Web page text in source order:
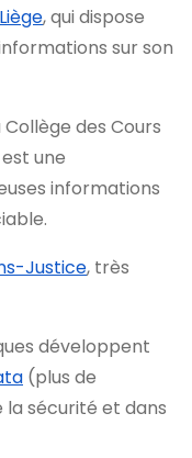
, qui dispose
sur son
des Cours
une
informations
Justice, très
développent
(plus de
sécurité et dans